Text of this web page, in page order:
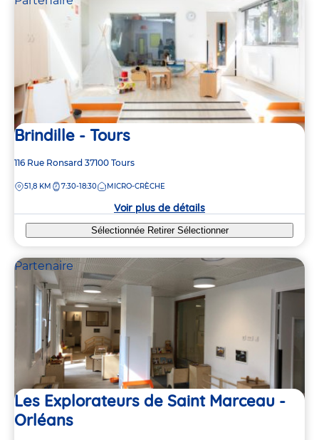
Brindille - Tours
Adresse
la
116 Rue Ronsard 37100 Tours
DISTANCE
51,8 KM 7:30-18:30 MICRO-CRÈCHE
Voir plus de détails
Sélectionnée Retirer Sélectionner
Partenaire
Les Explorateurs de Saint Marceau -
Orléans